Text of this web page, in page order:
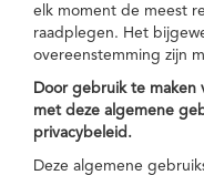
elk moment de meest
raadplegen. Het
overeenstemming zijn
Door gebruik te maken
met deze algemene
privacybeleid.
Deze algemene